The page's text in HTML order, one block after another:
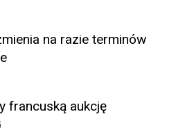
na razie terminów
francuską aukcję